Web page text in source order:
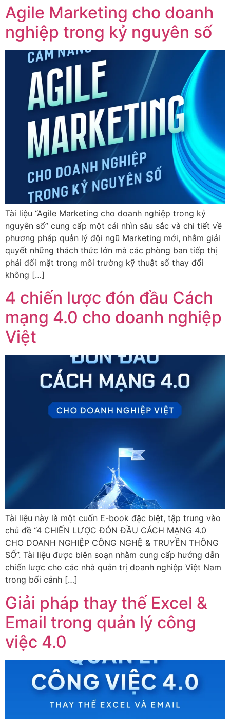
Agile Marketing cho doanh
nghiệp trong kỷ nguyên số
Tài liệu “Agile Marketing cho doanh nghiệp trong kỷ
nguyên số” cung cấp một cái nhìn sâu sắc và chi tiết về
phương pháp quản lý đội ngũ Marketing mới, nhằm giải
quyết những thách thức lớn mà các phòng ban tiếp thị
phải đối mặt trong môi trường kỹ thuật số thay đổi
không […]
4 chiến lược đón đầu Cách
mạng 4.0 cho doanh nghiệp
Việt
Tài liệu này là một cuốn E-book đặc biệt, tập trung vào
chủ đề “4 CHIẾN LƯỢC ĐÓN ĐẦU CÁCH MẠNG 4.0
CHO DOANH NGHIỆP CÔNG NGHỆ & TRUYỀN THÔNG
SỐ”. Tài liệu được biên soạn nhằm cung cấp hướng dẫn
chiến lược cho các nhà quản trị doanh nghiệp Việt Nam
trong bối cảnh […]
Giải pháp thay thế Excel &
Email trong quản lý công
việc 4.0